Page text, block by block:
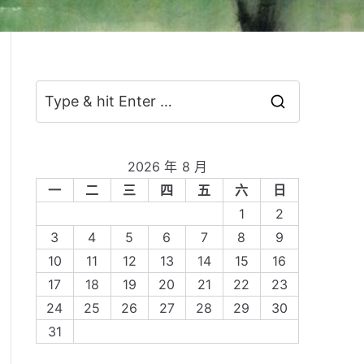
r
c
h
f
o
r
:
2026 年 8 月
一
二 三 四 五 六
日
1
2
3
4 5 6 7 8
9
10
11 12 13 14 15
16
17
18 19 20 21 22
23
24
25 26 27 28 29
30
31